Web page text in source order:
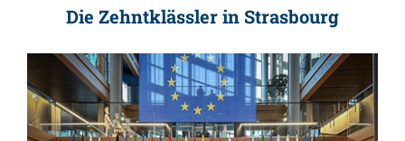
Die Zehntklässler in Strasbourg